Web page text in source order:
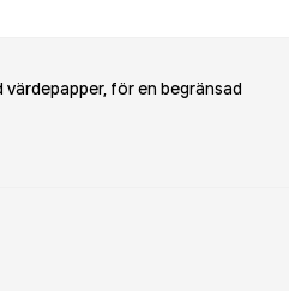
för en begränsad